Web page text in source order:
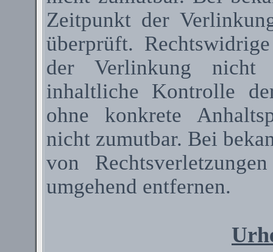
Zeitpunkt der
überprüft.
der Verlinkung nicht
inhaltliche Kontrolle
ohne konkrete
nicht zumutbar. Bei
von
umgehend entfernen.